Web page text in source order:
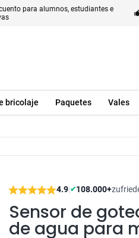
para alumnos, estudiantes e
bricolaje Paquetes Vales
4.9|✔108.000+
Sensor de
de agua para